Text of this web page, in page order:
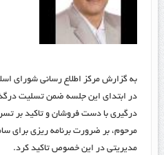
به گزارش مرکز اطلاع رسانی شورای
در ابتدای این جلسه ضمن تسلیت
درگیری با دست فروشان و تاکید بر
مرحوم، بر ضرورت برنامه ریزی برای
مدیریتی در این خصوص تاکید کرد.